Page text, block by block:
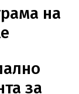
на
за